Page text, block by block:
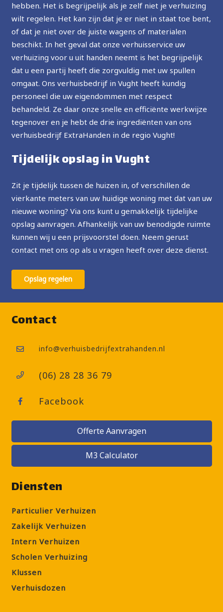
hebben. Het is begrijpelijk als je zelf niet je verhuizing
wilt regelen. Het kan zijn dat je er niet in staat toe bent,
of dat je niet over de juiste wagens of materialen
beschikt. In het geval dat onze verhuisservice uw
verhuizing voor u uit handen neemt is het begrijpelijk
dat u een partij heeft die zorgvuldig met uw spullen
omgaat. Ons verhuisbedrijf in Vught heeft kundig
personeel die uw eigendommen met respect
behandeld. Ze daar onze snelle en efficiënte werkwijze
tegenover en je hebt de drie ingrediënten van ons
verhuisbedrijf ExtraHanden in de regio Vught!
Tijdelijk opslag in Vught
Zit je tijdelijk tussen de huizen in, of verschillen de
vierkante meters van uw huidige woning met dat van uw
nieuwe woning? Via ons kunt u gemakkelijk tijdelijke
opslag aanvragen. Afhankelijk van uw benodigde ruimte
kunnen wij u een prijsvoorstel doen. Neem gerust
contact met ons op als u vragen heeft over deze dienst.
Opslag regelen
Contact
info@verhuisbedrijfextrahanden.nl
(06) 28 28 36 79
Facebook
Offerte Aanvragen
M3 Calculator
Diensten
Particulier Verhuizen
Zakelijk Verhuizen
Intern Verhuizen
Scholen Verhuizing
Klussen
Verhuisdozen